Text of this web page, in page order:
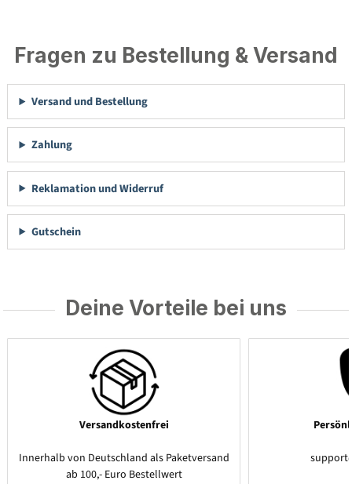
Fragen zu Bestellung & Versand
Versand und Bestellung
Zahlung
Reklamation und Widerruf
Gutschein
Deine Vorteile bei uns
Versandkostenfrei
Innerhalb von Deutschland als Paketversand
ab 100,- Euro Bestellwert